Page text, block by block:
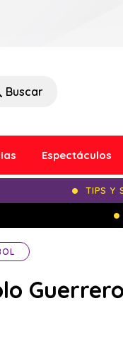
Buscar
Espectáculos
TIPS Y